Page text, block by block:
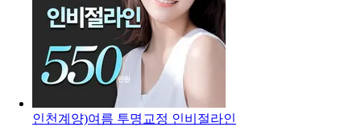
인천계양)여름 투명교정 인비절라인